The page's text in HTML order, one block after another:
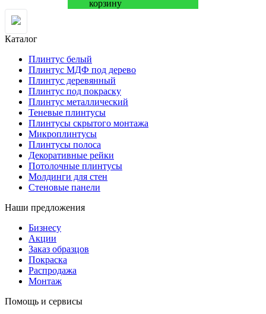
Каталог
Плинтус белый
Плинтус МДФ под дерево
Плинтус деревянный
Плинтус под покраску
Плинтус металлический
Теневые плинтусы
Плинтусы скрытого монтажа
Микроплинтусы
Плинтусы полоса
Декоративные рейки
Потолочные плинтусы
Молдинги для стен
Стеновые панели
Наши предложения
Бизнесу
Акции
Заказ образцов
Покраска
Распродажа
Монтаж
Помощь и сервисы